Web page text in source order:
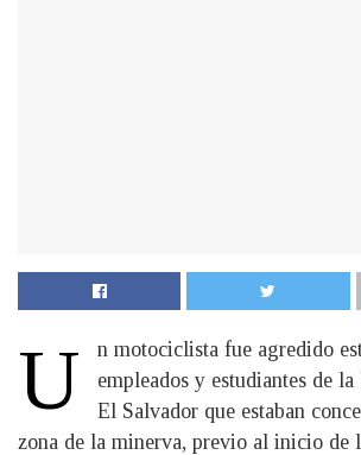
U
n motociclista fue agredido
empleados y estudiantes de
El Salvador que estaban
zona de la minerva, previo al inicio de